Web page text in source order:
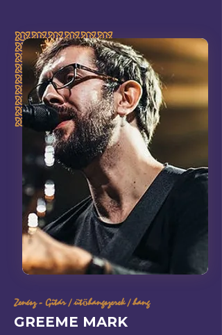
Zenész - Gitár / ütőhangszerek / hang
GREEME MARK